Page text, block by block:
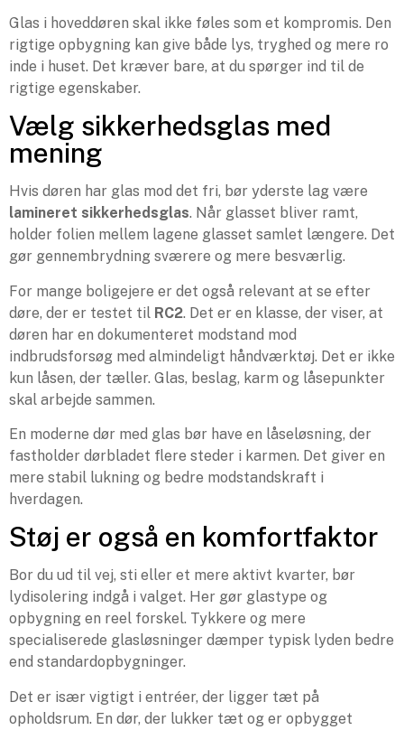
Glas i hoveddøren skal ikke føles som et kompromis. Den
rigtige opbygning kan give både lys, tryghed og mere ro
inde i huset. Det kræver bare, at du spørger ind til de
rigtige egenskaber.
Vælg sikkerhedsglas med
mening
Hvis døren har glas mod det fri, bør yderste lag være
lamineret sikkerhedsglas. Når glasset bliver ramt,
holder folien mellem lagene glasset samlet længere. Det
gør gennembrydning sværere og mere besværlig.
For mange boligejere er det også relevant at se efter
døre, der er testet til RC2. Det er en klasse, der viser, at
døren har en dokumenteret modstand mod
indbrudsforsøg med almindeligt håndværktøj. Det er ikke
kun låsen, der tæller. Glas, beslag, karm og låsepunkter
skal arbejde sammen.
En moderne dør med glas bør have en låseløsning, der
fastholder dørbladet flere steder i karmen. Det giver en
mere stabil lukning og bedre modstandskraft i
hverdagen.
Støj er også en komfortfaktor
Bor du ud til vej, sti eller et mere aktivt kvarter, bør
lydisolering indgå i valget. Her gør glastype og
opbygning en reel forskel. Tykkere og mere
specialiserede glasløsninger dæmper typisk lyden bedre
end standardopbygninger.
Det er især vigtigt i entréer, der ligger tæt på
opholdsrum. En dør, der lukker tæt og er opbygget